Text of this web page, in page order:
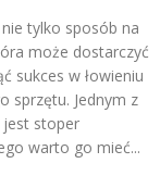
tylko sposób na
może dostarczyć
sukces w łowieniu
sprzętu. Jednym z
jest stoper
warto go mieć...